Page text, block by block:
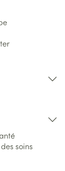
soins